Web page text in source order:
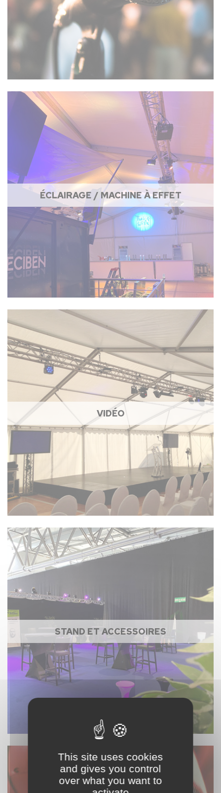
ÉCLAIRAGE / MACHINE À EFFET
VIDÉO
STAND ET ACCESSOIRES
This site uses cookies
and gives you control
over what you want to